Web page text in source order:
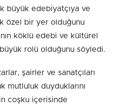
büyük edebiyatçıya ve
özel bir yer olduğunu
köklü edebi ve kültürel
büyük rolü olduğunu söyledi.
şairler ve sanatçıları
mutluluk duyduklarını
coşku içerisinde